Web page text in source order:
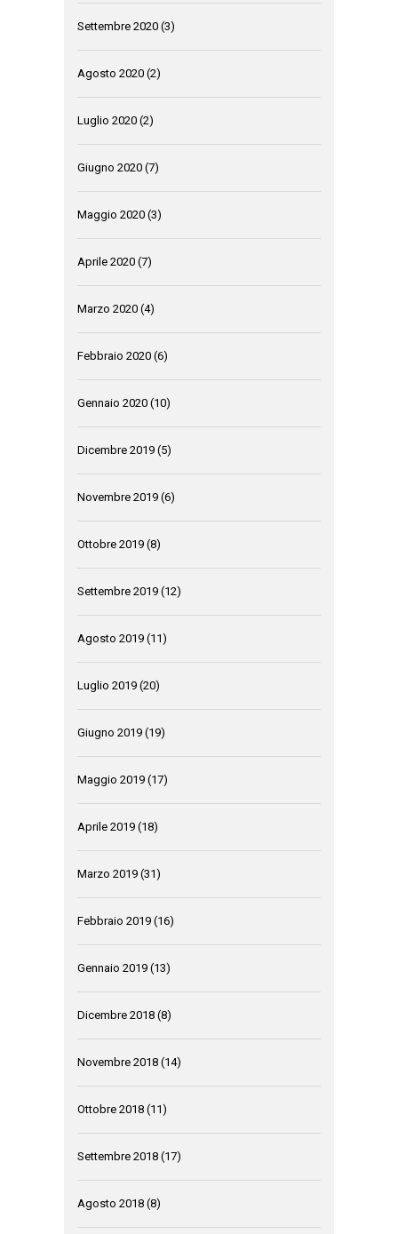
Settembre 2020 (3)
Agosto 2020 (2)
Luglio 2020 (2)
Giugno 2020 (7)
Maggio 2020 (3)
Aprile 2020 (7)
Marzo 2020 (4)
Febbraio 2020 (6)
Gennaio 2020 (10)
Dicembre 2019 (5)
Novembre 2019 (6)
Ottobre 2019 (8)
Settembre 2019 (12)
Agosto 2019 (11)
Luglio 2019 (20)
Giugno 2019 (19)
Maggio 2019 (17)
Aprile 2019 (18)
Marzo 2019 (31)
Febbraio 2019 (16)
Gennaio 2019 (13)
Dicembre 2018 (8)
Novembre 2018 (14)
Ottobre 2018 (11)
Settembre 2018 (17)
Agosto 2018 (8)